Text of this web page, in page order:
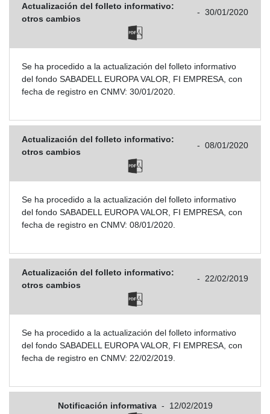
Actualización del folleto informativo:
otros cambios
- 30/01/2020
Se ha procedido a la actualización del folleto informativo
del fondo SABADELL EUROPA VALOR, FI EMPRESA, con
fecha de registro en CNMV: 30/01/2020.
Actualización del folleto informativo:
otros cambios
- 08/01/2020
Se ha procedido a la actualización del folleto informativo
del fondo SABADELL EUROPA VALOR, FI EMPRESA, con
fecha de registro en CNMV: 08/01/2020.
Actualización del folleto informativo:
otros cambios
- 22/02/2019
Se ha procedido a la actualización del folleto informativo
del fondo SABADELL EUROPA VALOR, FI EMPRESA, con
fecha de registro en CNMV: 22/02/2019.
Notificación informativa - 12/02/2019